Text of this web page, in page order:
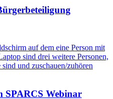
SPARCS Webinar